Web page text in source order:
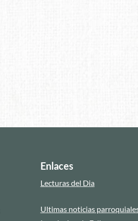
Enlaces
Lecturas del Dia
Ultimas noticias